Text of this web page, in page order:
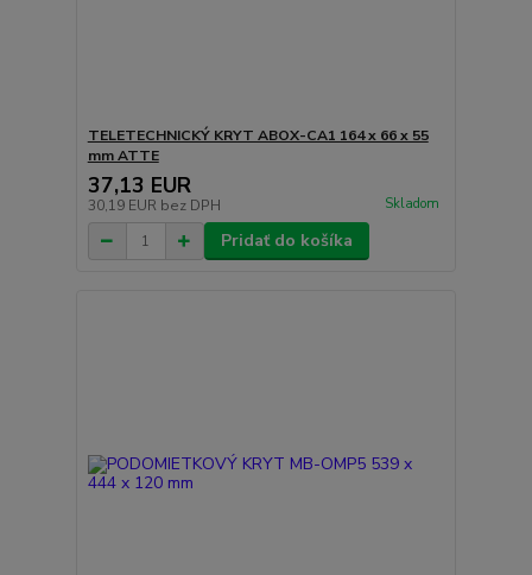
TELETECHNICKÝ KRYT ABOX-CA1 164 x 66 x 55
mm ATTE
37,13 EUR
30,19 EUR bez DPH Skladom
Pridať do košíka